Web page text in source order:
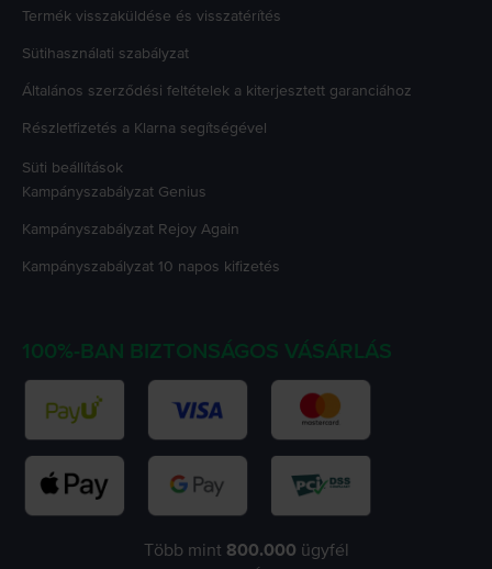
Termék visszaküldése és visszatérítés
Sütihasználati szabályzat
Általános szerződési feltételek a kiterjesztett garanciához
Részletfizetés a Klarna segítségével
Süti beállítások
Kampányszabályzat Genius
Kampányszabályzat Rejoy Again
Kampányszabályzat 10 napos kifizetés
100%-BAN BIZTONSÁGOS VÁSÁRLÁS
Több mint 800.000 ügyfél